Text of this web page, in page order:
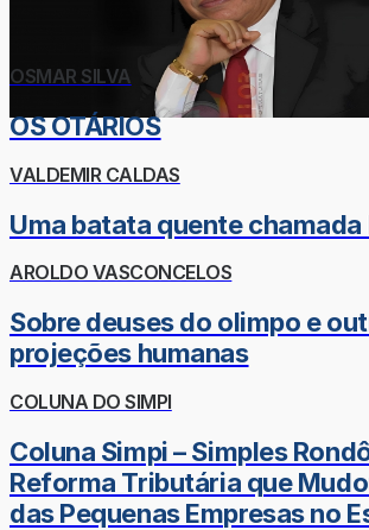
OSMAR SILVA
OS OTÁRIOS
VALDEMIR CALDAS
Uma batata quente chamada
AROLDO VASCONCELOS
Sobre deuses do olimpo e
projeções humanas
COLUNA DO SIMPI
Coluna Simpi – Simples
Reforma Tributária que
das Pequenas Empresas no